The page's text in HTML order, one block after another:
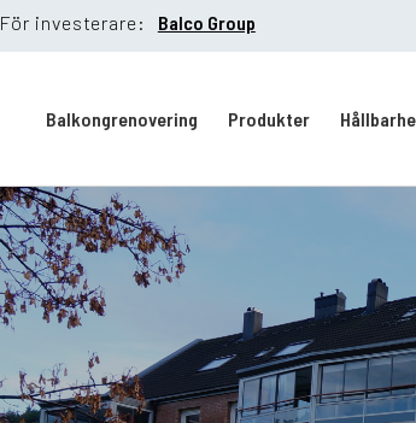
För investerare: Balco Group
Balkongrenovering Produkter
Balkongrenovering
Hållbarhet